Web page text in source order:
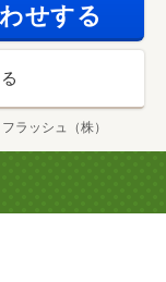
せする
ラッシュ（株）